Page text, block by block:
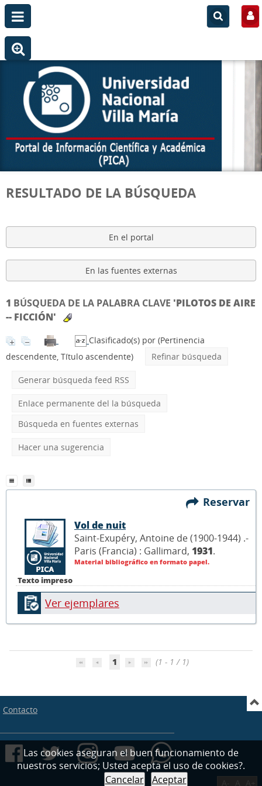
RESULTADO DE LA BÚSQUEDA
En el portal
En las fuentes externas
1 BÚSQUEDA DE LA PALABRA CLAVE 'PILOTOS DE AIRE
-- FICCIÓN'
Clasificado(s) por (Pertinencia
descendente, Título ascendente)
Refinar búsqueda
Generar búsqueda feed RSS
Enlace permanente del la búsqueda
Búsqueda en fuentes externas
Hacer una sugerencia
Reservar
Texto impreso
Vol de nuit
Saint-Exupéry, Antoine de (1900-1944) .-
Paris (Francia) : Gallimard, 1931.
Material bibliográfico en formato papel.
Ver ejemplares
1 (1 - 1 / 1)
Contacto
Las cookies aseguran el buen funcionamiento de
nuestros servicios; Usted acepta el uso de cookies?.
Cancelar
Aceptar